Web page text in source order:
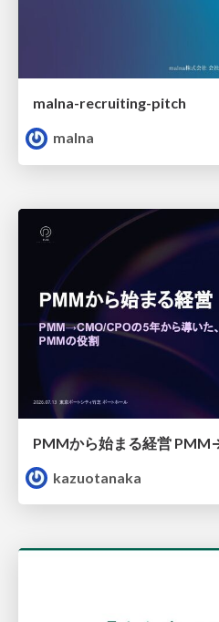
malna-recruiting-pitch
malna
kazuotanaka